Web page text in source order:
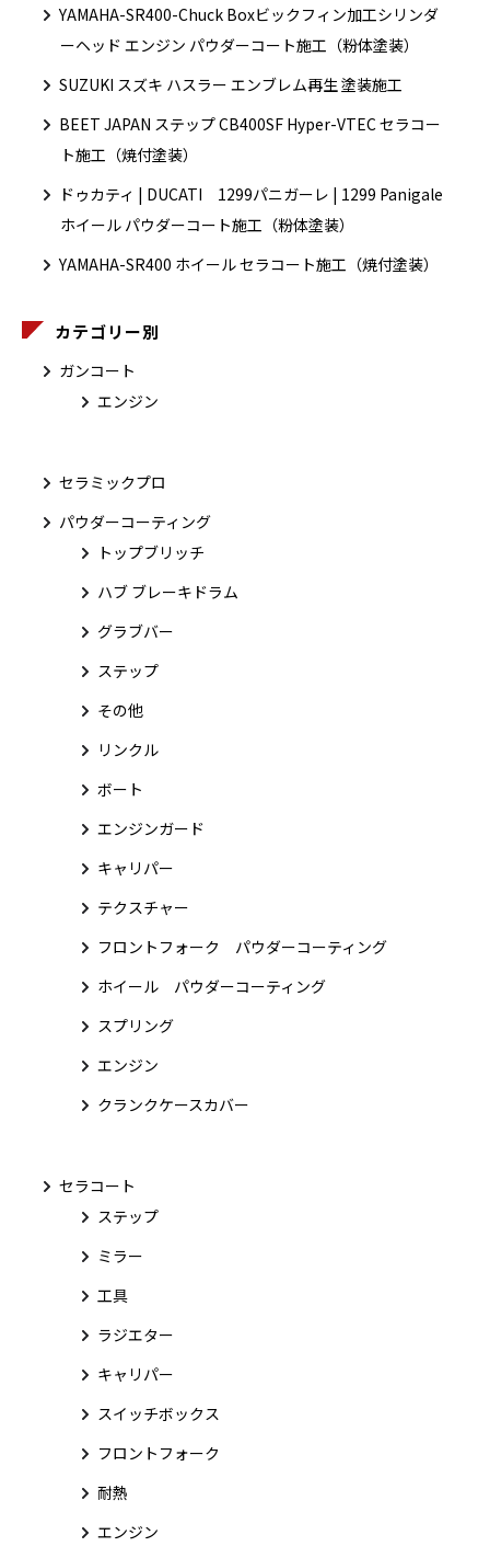
YAMAHA-SR400-Chuck Boxビックフィン加工シリンダ
ーヘッド エンジン パウダーコート施工（粉体塗装）
SUZUKI スズキ ハスラー エンブレム再生 塗装施工
BEET JAPAN ステップ CB400SF Hyper-VTEC セラコー
ト施工（焼付塗装）
ドゥカティ | DUCATI 1299パニガーレ | 1299 Panigale
ホイール パウダーコート施工（粉体塗装）
YAMAHA-SR400 ホイール セラコート施工（焼付塗装）
カテゴリー別
ガンコート
エンジン
セラミックプロ
パウダーコーティング
トップブリッチ
ハブ ブレーキドラム
グラブバー
ステップ
その他
リンクル
ボート
エンジンガード
キャリパー
テクスチャー
フロントフォーク パウダーコーティング
ホイール パウダーコーティング
スプリング
エンジン
クランクケースカバー
セラコート
ステップ
ミラー
工具
ラジエター
キャリパー
スイッチボックス
フロントフォーク
耐熱
エンジン